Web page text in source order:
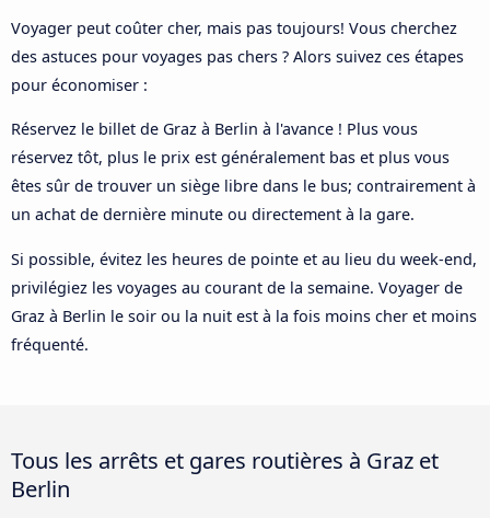
Voyager peut coûter cher, mais pas toujours! Vous cherchez
des astuces pour voyages pas chers ? Alors suivez ces étapes
pour économiser :
Réservez le billet de Graz à Berlin à l'avance ! Plus vous
réservez tôt, plus le prix est généralement bas et plus vous
êtes sûr de trouver un siège libre dans le bus; contrairement à
un achat de dernière minute ou directement à la gare.
Si possible, évitez les heures de pointe et au lieu du week-end,
privilégiez les voyages au courant de la semaine. Voyager de
Graz à Berlin le soir ou la nuit est à la fois moins cher et moins
fréquenté.
Tous les arrêts et gares routières à Graz et
Berlin